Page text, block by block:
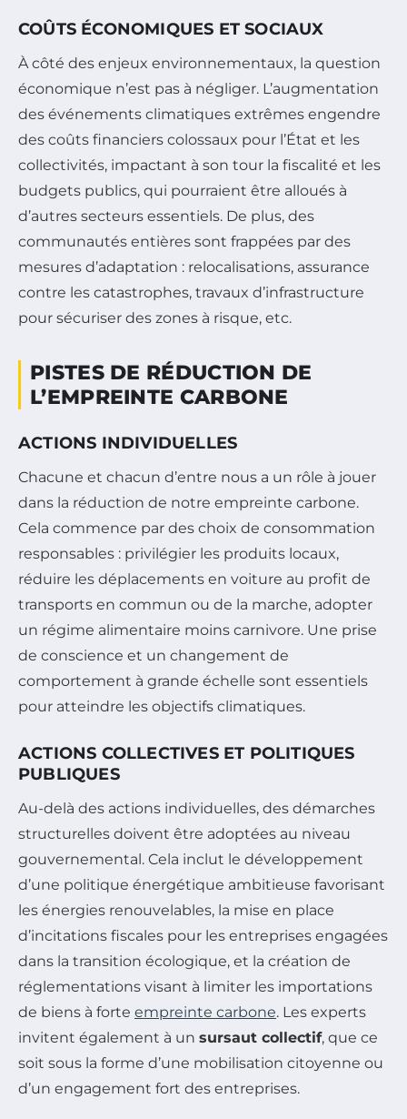
COÛTS ÉCONOMIQUES ET SOCIAUX
À côté des enjeux environnementaux, la question
économique n’est pas à négliger. L’augmentation
des événements climatiques extrêmes engendre
des coûts financiers colossaux pour l’État et les
collectivités, impactant à son tour la fiscalité et les
budgets publics, qui pourraient être alloués à
d’autres secteurs essentiels. De plus, des
communautés entières sont frappées par des
mesures d’adaptation : relocalisations, assurance
contre les catastrophes, travaux d’infrastructure
pour sécuriser des zones à risque, etc.
PISTES DE RÉDUCTION DE
L’EMPREINTE CARBONE
ACTIONS INDIVIDUELLES
Chacune et chacun d’entre nous a un rôle à jouer
dans la réduction de notre empreinte carbone.
Cela commence par des choix de consommation
responsables : privilégier les produits locaux,
réduire les déplacements en voiture au profit de
transports en commun ou de la marche, adopter
un régime alimentaire moins carnivore. Une prise
de conscience et un changement de
comportement à grande échelle sont essentiels
pour atteindre les objectifs climatiques.
ACTIONS COLLECTIVES ET POLITIQUES
PUBLIQUES
Au-delà des actions individuelles, des démarches
structurelles doivent être adoptées au niveau
gouvernemental. Cela inclut le développement
d’une politique énergétique ambitieuse favorisant
les énergies renouvelables, la mise en place
d’incitations fiscales pour les entreprises engagées
dans la transition écologique, et la création de
réglementations visant à limiter les importations
de biens à forte empreinte carbone. Les experts
invitent également à un sursaut collectif, que ce
soit sous la forme d’une mobilisation citoyenne ou
d’un engagement fort des entreprises.